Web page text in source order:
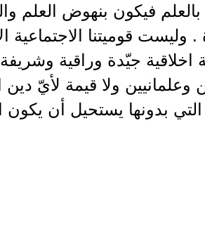
فيكون بنهوض العلم
. وليست قوميتنا الاجتماعية
جيّدة وراقية
وعلمانيين ولا قيمة لأيّ
بدونها يستحيل أن يكون